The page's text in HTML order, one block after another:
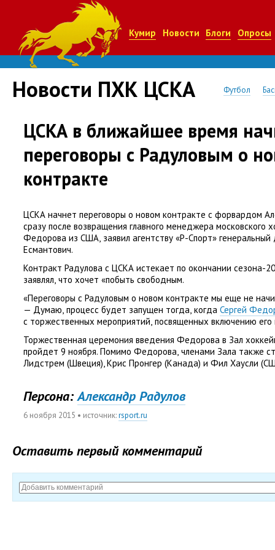
Кумир Новости Блоги Опросы
Новости ПХК ЦСКА Футбол
ЦСКА в ближайшее время
переговоры с Радуловым о
контракте
ЦСКА начнет переговоры о новом контракте с форвардом
сразу после возвращения главного менеджера московского
Федорова из США, заявил агентству «Р-Спорт»
Есмантович.
Контракт Радулова с ЦСКА истекает по окончании сезона-
заявлял, что хочет «побыть свободным.
«Переговоры с Радуловым о новом контракте мы еще не
— Думаю, процесс будет запущен тогда, когда Сергей
с торжественных мероприятий, посвященных включению его
Торжественная церемония введения Федорова в Зал
пройдет 9 ноября. Помимо Федорова, членами Зала также
Лидстрем (Швеция), Крис Пронгер (Канада) и Фил Хаусли (
Персона: Александр Радулов
6 ноября 2015 • источник:rsport.ru
Оставить первый комментарий